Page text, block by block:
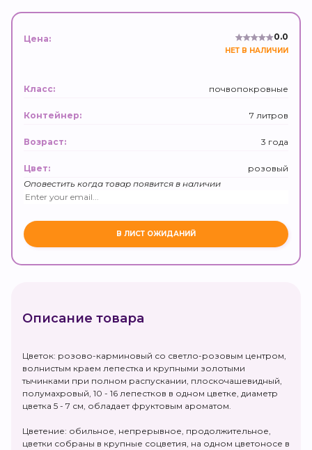
Цена: 0.0
НЕТ В НАЛИЧИИ
Класс: почвопокровные
Контейнер: 7 литров
Возраст: 3 года
Цвет:
розовый
Оповестить когда товар появится в наличии
Описание товара
Цветок: розово-карминовый со светло-розовым центром,
волнистым краем лепестка и крупными золотыми
тычинками при полном распускании, плоскочашевидный,
полумахровый, 10 - 16 лепестков в одном цветке, диаметр
цветка 5 - 7 см, обладает фруктовым ароматом.
Цветение: обильное, непрерывное, продолжительное,
цветки собраны в крупные соцветия, на одном цветоносе в